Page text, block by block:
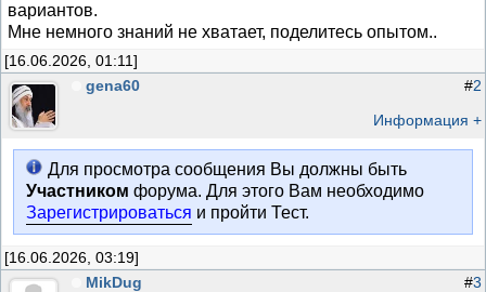
вариантов.
Мне немного знаний не хватает, поделитесь опытом..
[16.06.2026, 01:11]
gena60
#2
Информация +
Для просмотра сообщения Вы должны быть
Участником форума. Для этого Вам необходимо
Зарегистрироваться и пройти Тест.
[16.06.2026, 03:19]
MikDug
#3